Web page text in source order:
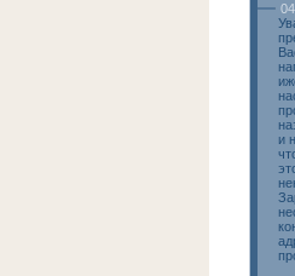
и